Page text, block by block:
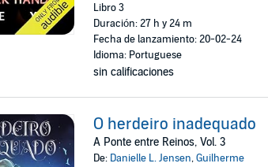
Libro 3
Duración: 27 h y 24 m
Fecha de lanzamiento: 20-02-24
Idioma: Portuguese
sin calificaciones
O herdeiro inadequado
A Ponte entre Reinos, Vol. 3
De: Danielle L. Jensen,Guilherme